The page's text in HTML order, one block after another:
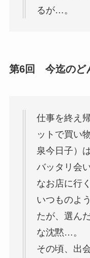
るが…。
第6回 今迄のど
仕事を終え
ットで買い
泉今日子）
バッタリ会
なお店に行
いつものよ
たが、選ん
な沈黙…。
その頃、出